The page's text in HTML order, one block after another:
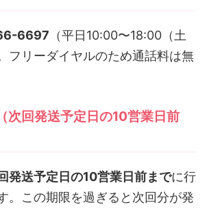
6697 （平日10:00〜18:00（土
フリーダイヤルのため通話料は無
次回発送予定日の10営業日前
発送予定日の10営業日前までに行
。この期限を過ぎると次回分が発